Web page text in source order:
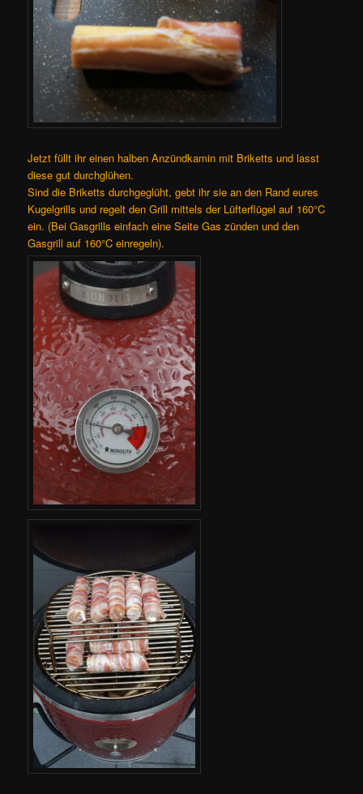
Jetzt füllt ihr einen halben Anzündkamin mit Briketts und lasst
diese gut durchglühen.
Sind die Briketts durchgeglüht, gebt ihr sie an den Rand eures
Kugelgrills und regelt den Grill mittels der Lüfterflügel auf 160°C
ein. (Bei Gasgrills einfach eine Seite Gas zünden und den
Gasgrill auf 160°C einregeln).